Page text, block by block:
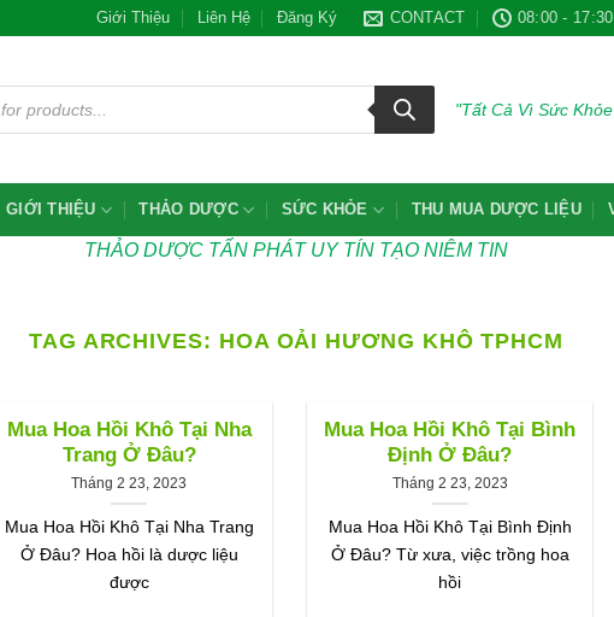
Giới Thiệu Liên Hệ Đăng Ký CONTACT 08:00 - 17:30
"Tất Cả Vì Sức
GIỚI THIỆU THẢO DƯỢC SỨC KHỎE THU MUA DƯỢC LIỆU
THẢO DƯỢC TẤN PHÁT UY TÍN TẠO NIÊM TIN
TAG ARCHIVES: HOA OẢI HƯƠNG KHÔ TPHCM
Mua Hoa Hồi Khô Tại Nha
Trang Ở Đâu?
Tháng 2 23, 2023
Mua Hoa Hồi Khô Tại Nha Trang
Ở Đâu? Hoa hồi là dược liệu
được
Mua Hoa Hồi Khô Tại Bình
Định Ở Đâu?
Tháng 2 23, 2023
Mua Hoa Hồi Khô Tại Bình Định
Ở Đâu? Từ xưa, việc trồng hoa
hồi